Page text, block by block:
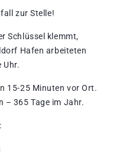
zur Stelle!
Schlüssel klemmt,
Hafen arbeiteten
Uhr.
15-25 Minuten vor Ort.
– 365 Tage im Jahr.